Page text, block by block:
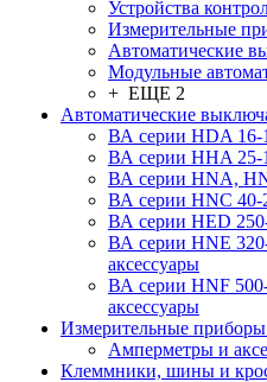
Устройства
Измерительные
Автоматические
Модульные
+ ЕЩЕ 2
Автоматические
ВА серии HDA 16-
ВА серии HHA 25-
ВА серии HNA,
ВА серии HNC 40-
ВА серии HED
ВА серии HNE
аксессуары
ВА серии HNF
аксессуары
Измерительные
Амперметры и
Клеммники, шины и